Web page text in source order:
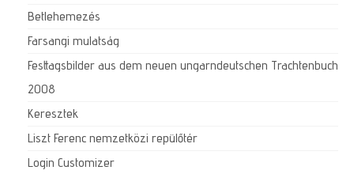
Betlehemezés
Farsangi mulatság
Festtagsbilder aus dem neuen ungarndeutschen Trachtenbuch
2008
Keresztek
Liszt Ferenc nemzetközi repülőtér
Login Customizer